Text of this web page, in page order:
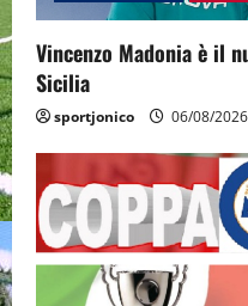
Vincenzo Madonia è il
Sicilia
sportjonico 06/08/2026